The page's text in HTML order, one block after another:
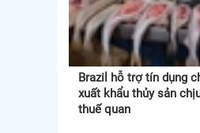
Brazil hỗ trợ tín dụng
xuất khẩu thủy sản
thuế quan